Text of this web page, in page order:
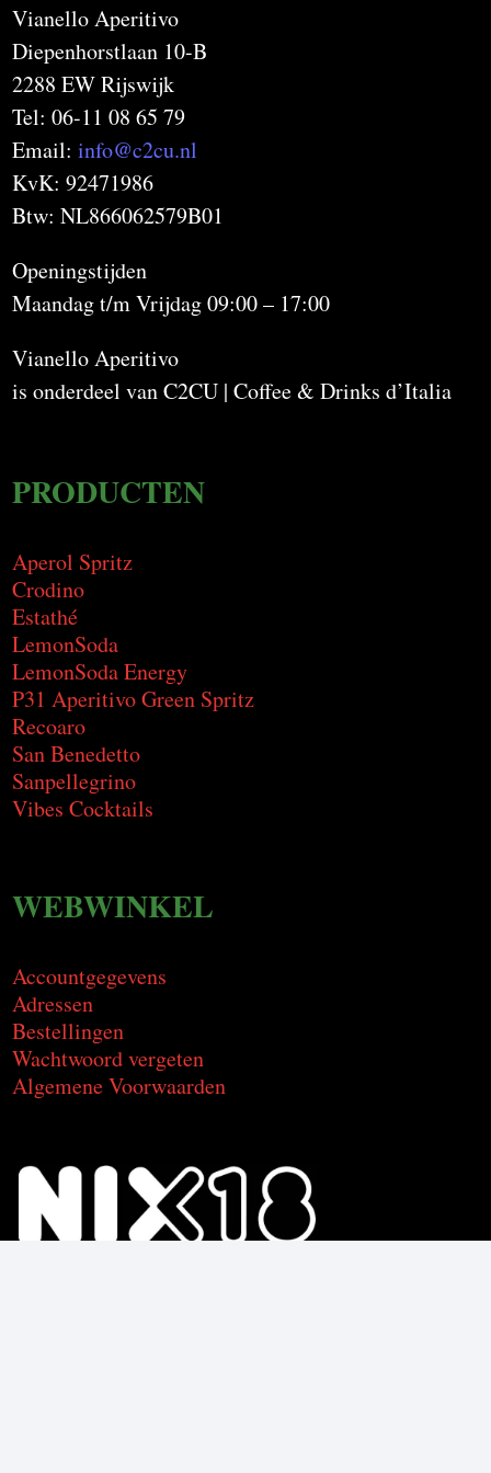
Vianello Aperitivo
Diepenhorstlaan 10-B
2288 EW Rijswijk
Tel: 06-11 08 65 79
Email:info@c2cu.nl
KvK: 92471986
Btw: NL866062579B01
Openingstijden
Maandag t/m Vrijdag 09:00 – 17:00
Vianello Aperitivo
is onderdeel van C2CU | Coffee & Drinks d’Italia
PRODUCTEN
Aperol Spritz
Crodino
Estathé
LemonSoda
LemonSoda Energy
P31 Aperitivo Green Spritz
Recoaro
San Benedetto
Sanpellegrino
Vibes Cocktails
WEBWINKEL
Accountgegevens
Adressen
Bestellingen
Wachtwoord vergeten
Algemene Voorwaarden